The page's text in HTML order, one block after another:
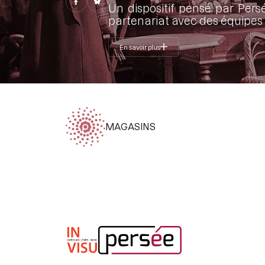
Un dispositif pensé par
partenariat avec des
En savoir plus
MAGASINS